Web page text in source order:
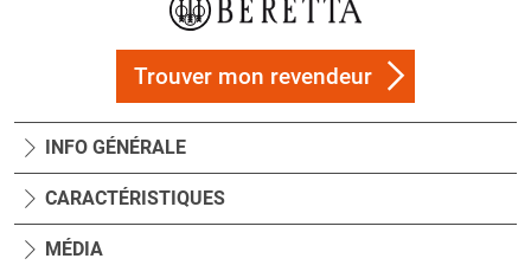
Trouver mon revendeur
INFO GÉNÉRALE
CARACTÉRISTIQUES
MÉDIA